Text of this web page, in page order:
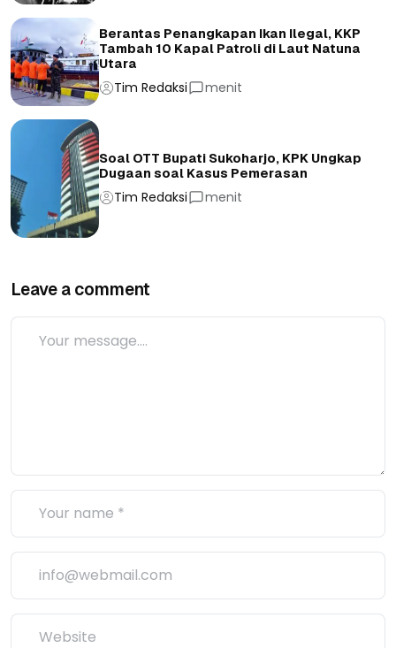
Berantas Penangkapan Ikan Ilegal, KKP
Tambah 10 Kapal Patroli di Laut Natuna
Utara
Tim Redaksi menit
Soal OTT Bupati Sukoharjo, KPK Ungkap
Dugaan soal Kasus Pemerasan
Tim Redaksi menit
Leave a comment